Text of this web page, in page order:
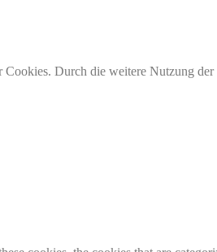
Durch die weitere Nutzung